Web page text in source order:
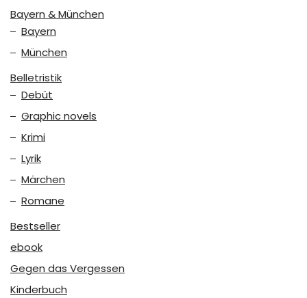
Bayern & München
Bayern
München
Belletristik
Debüt
Graphic novels
Krimi
Lyrik
Märchen
Romane
Bestseller
ebook
Gegen das Vergessen
Kinderbuch